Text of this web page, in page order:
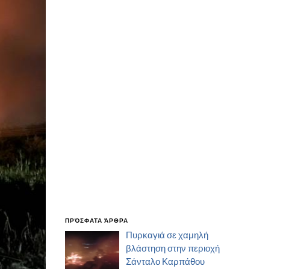
ΠΡΌΣΦΑΤΑ ΆΡΘΡΑ
Πυρκαγιά σε χαμηλή
βλάστηση στην περιοχή
Σάνταλο Καρπάθου